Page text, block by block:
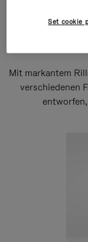
Mit markantem
verschiedenen
Set cookie